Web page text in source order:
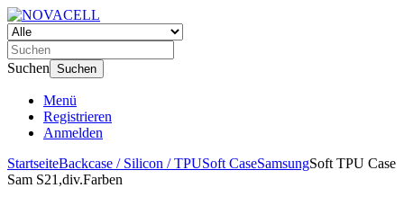
Suchen Suchen
Menü
Registrieren
Anmelden
StartseiteBackcase / Silicon / TPUSoft CaseSamsungSoft TPU Case
Sam S21,div.Farben